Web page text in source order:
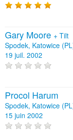
Gary Moore + Tilt
Spodek, Katowice
19 juil. 2002
Procol Harum
Spodek, Katowice
15 juin 2002